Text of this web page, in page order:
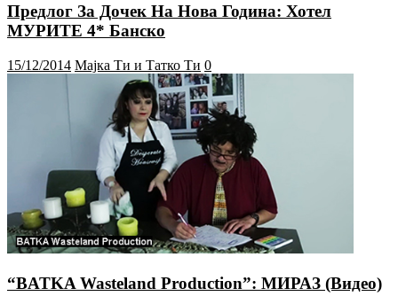
Предлог За Дочек На Нова Година: Хотел
МУРИТЕ 4* Банско
15/12/2014 Мајка Ти и Татко Ти 0
“BATKA Wasteland Production”: МИРАЗ (Видео)